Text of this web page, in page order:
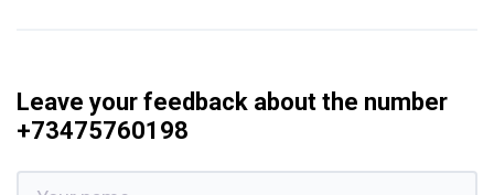
Leave your feedback about the number
+73475760198